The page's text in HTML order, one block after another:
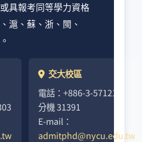
具報考同等學力資格
滬、蘇、浙、閩、
交大校區
電話：+886-3-5712121
分機 31391
E-mail：
admitphd@nycu.edu.tw